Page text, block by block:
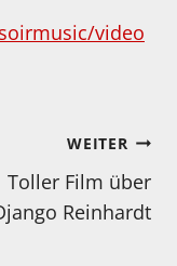
video
WEITER
Toller Film über
Reinhardt